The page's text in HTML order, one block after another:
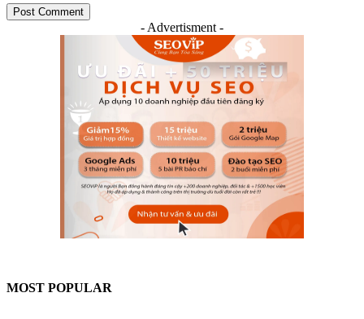
- Advertisment -
MOST POPULAR